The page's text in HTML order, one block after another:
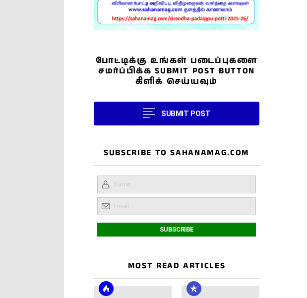
போட்டிக்கு உங்கள் படைப்புகளை
சமர்ப்பிக்க SUBMIT POST BUTTON
கிளிக் செய்யவும்
SUBMIT POST
SUBSCRIBE TO SAHANAMAG.COM
MOST READ ARTICLES